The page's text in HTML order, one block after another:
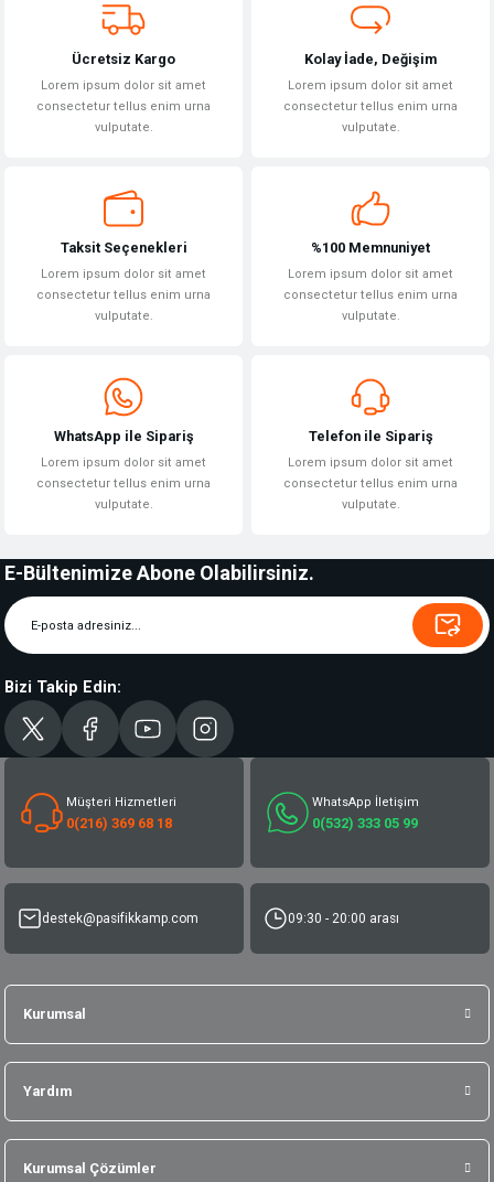
Bu ürüne benzer farklı alternatifler olmalı.
Ücretsiz Kargo
Lorem ipsum dolor sit amet
consectetur tellus enim urna
vulputate.
Kolay İade, Değişim
Lorem ipsum dolor sit amet
consectetur tellus enim urna
vulputate.
Taksit Seçenekleri
Lorem ipsum dolor sit amet
consectetur tellus enim urna
vulputate.
%100 Memnuniyet
Lorem ipsum dolor sit amet
consectetur tellus enim urna
vulputate.
WhatsApp ile Sipariş
Lorem ipsum dolor sit amet
consectetur tellus enim urna
vulputate.
Telefon ile Sipariş
Lorem ipsum dolor sit amet
consectetur tellus enim urna
vulputate.
E-Bültenimize Abone Olabilirsiniz.
Bizi Takip Edin:
Müşteri Hizmetleri
0(216) 369 68 18
WhatsApp İletişim
0(532) 333 05 99
destek@pasifikkamp.com 09:30 - 20:00 arası
Kurumsal
Yardım
Kurumsal Çözümler